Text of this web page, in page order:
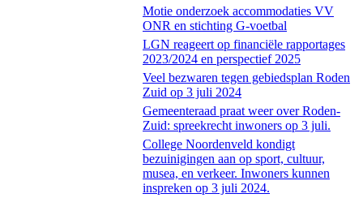
Motie onderzoek accommodaties VV
ONR en stichting G-voetbal
LGN reageert op financiële rapportages
2023/2024 en perspectief 2025
Veel bezwaren tegen gebiedsplan Roden
Zuid op 3 juli 2024
Gemeenteraad praat weer over Roden-
Zuid: spreekrecht inwoners op 3 juli.
College Noordenveld kondigt
bezuinigingen aan op sport, cultuur,
musea, en verkeer. Inwoners kunnen
inspreken op 3 juli 2024.